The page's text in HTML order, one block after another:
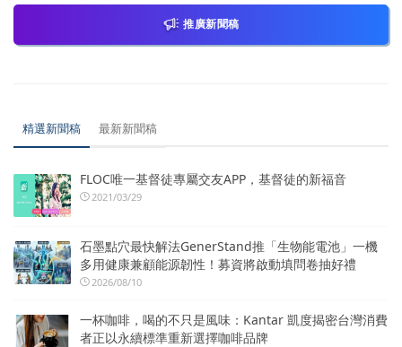
推廣新聞稿
精選新聞稿 最新新聞稿
FLOC唯一基督徒專屬交友APP，基督徒的新福音
2021/03/29
石墨點穴最快解法GenerStand推「生物能電池」一機
多用健康兼顧能源韌性！募資將啟動填問卷抽好禮
2026/08/10
一杯咖啡，喝的不只是風味：Kantar 凱度揭密台灣消費
者正以永續標準重新選擇咖啡品牌